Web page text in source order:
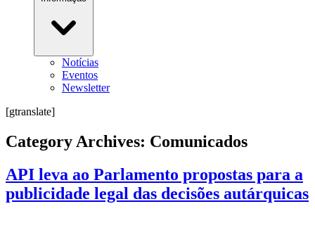
Notícias
Eventos
Newsletter
[gtranslate]
Category Archives: Comunicados
API leva ao Parlamento propostas para a
publicidade legal das decisões autárquicas